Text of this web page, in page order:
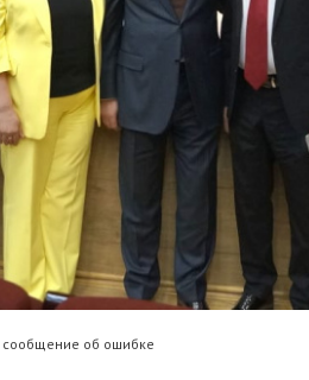
сообщение об ошибке